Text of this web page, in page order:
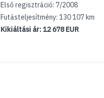
Első regisztráció: 7/2008
Futásteljesítmény: 130 107 km
Kikiáltási ár:12 678 EUR